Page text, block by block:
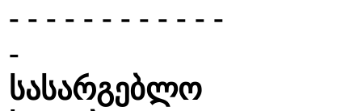
- - - - - - - - - - - -
-
სასარგებლო